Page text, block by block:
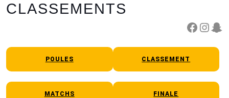
CLASSEMENTS
Facebook InstagramSnapchat
POULES CLASSEMENT
MATCHS FINALE